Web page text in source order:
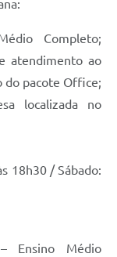
Completo;
atendimento ao
do pacote Office;
localizada no
18h30 / Sábado:
Ensino Médio